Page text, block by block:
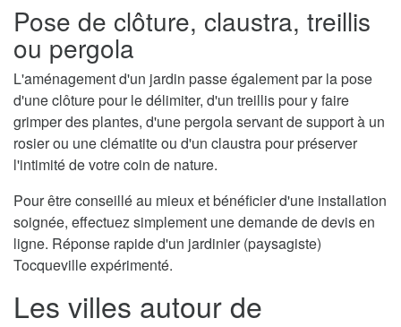
Pose de clôture, claustra, treillis
ou pergola
L'aménagement d'un jardin passe également par la pose
d'une clôture pour le délimiter, d'un treillis pour y faire
grimper des plantes, d'une pergola servant de support à un
rosier ou une clématite ou d'un claustra pour préserver
l'intimité de votre coin de nature.
Pour être conseillé au mieux et bénéficier d'une installation
soignée, effectuez simplement une demande de devis en
ligne. Réponse rapide d'un jardinier (paysagiste)
Tocqueville expérimenté.
Les villes autour de